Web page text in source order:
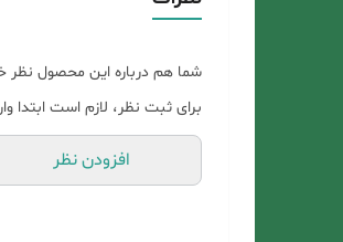
شما هم درباره این محصول نظر
برای ثبت نظر، لازم است ابتدا
افزودن نظر